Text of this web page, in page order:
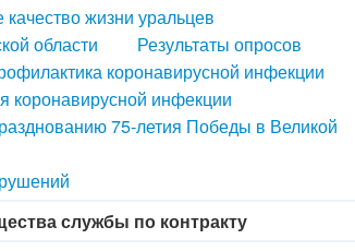
качество жизни уральцев
области
Результаты опросов
коронавирусной инфекции
коронавирусной инфекции
75-летия Победы в Великой
службы по контракту